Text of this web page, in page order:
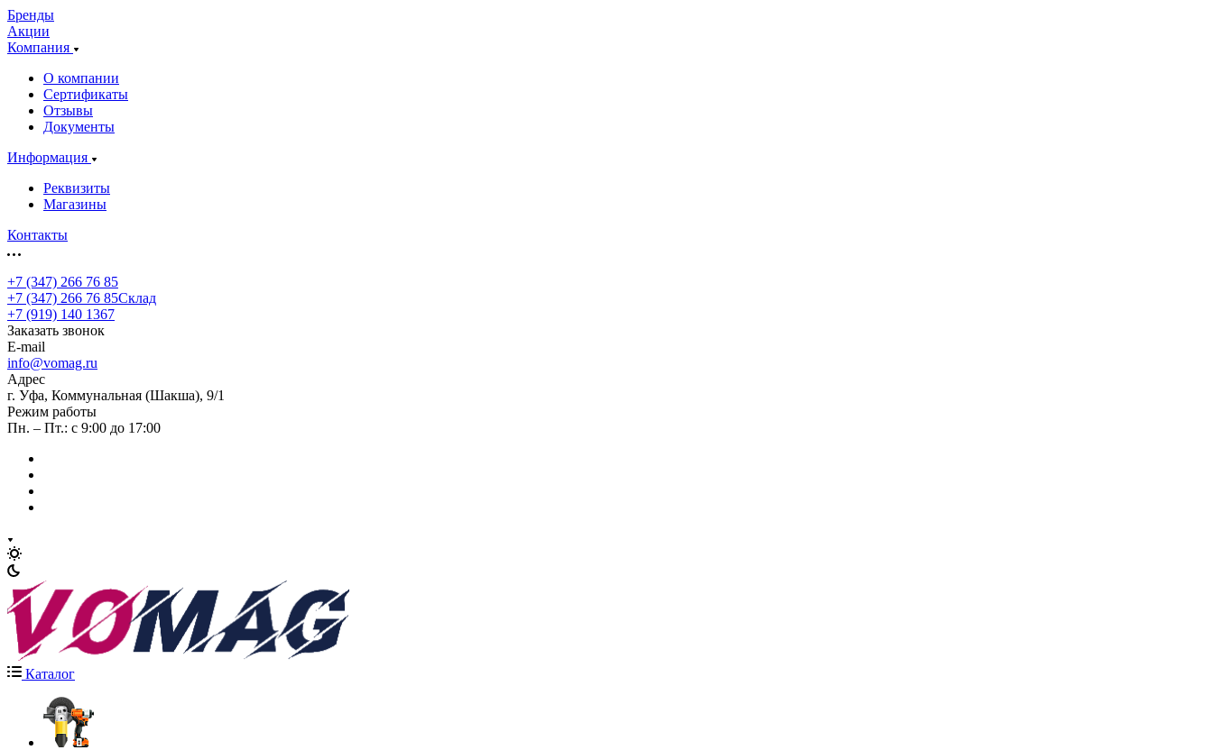
Бренды
Акции
Компания
О компании
Сертификаты
Отзывы
Документы
Информация
Реквизиты
Магазины
Контакты
+7 (347) 266 76 85
+7 (347) 266 76 85Склад
+7 (919) 140 1367
Заказать звонок
E-mail
info@vomag.ru
Адрес
г. Уфа, Коммунальная (Шакша), 9/1
Режим работы
Пн. – Пт.: с 9:00 до 17:00
Каталог